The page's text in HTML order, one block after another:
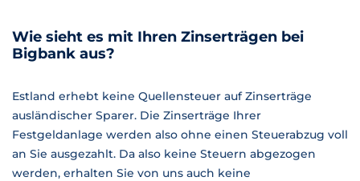
Wie sieht es mit Ihren Zinserträgen bei
Bigbank aus?
Estland erhebt keine Quellensteuer auf Zinserträge
ausländischer Sparer. Die Zinserträge Ihrer
Festgeldanlage werden also ohne einen Steuerabzug voll
an Sie ausgezahlt. Da also keine Steuern abgezogen
werden, erhalten Sie von uns auch keine